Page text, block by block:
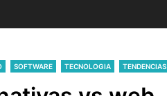
SOFTWARE TECNOLOGIA TENDENCIAS